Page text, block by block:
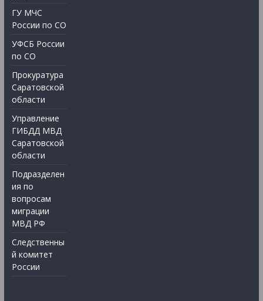
ГУ МЧС
России по СО
УФСБ России
по СО
Прокуратура
Саратовской
области
Управление
ГИБДД МВД
Саратовской
области
Подразделен
ия по
вопросам
миграции
МВД РФ
Следственны
й комитет
России